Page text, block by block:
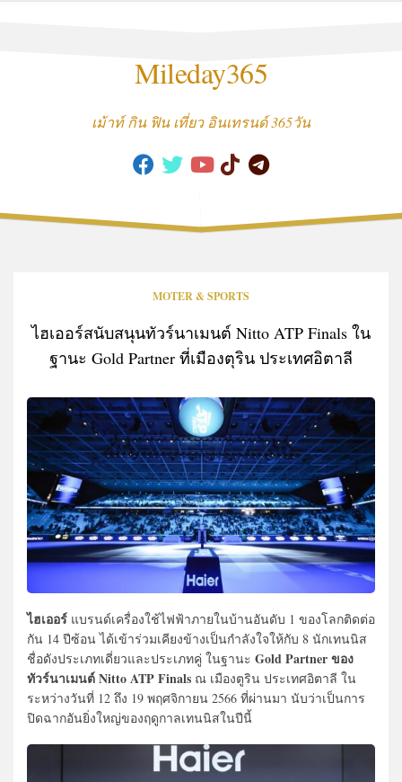
Mileday365
เม้าท์ กิน ฟิน เที่ยว อินเทรนด์ 365วัน
MOTER & SPORTS
ไฮเออร์สนับสนุนทัวร์นาเมนต์ Nitto ATP Finals ใน
ฐานะ Gold Partner ที่เมืองตุริน ประเทศอิตาลี
ไฮเออร์ แบรนด์เครื่องใช้ไฟฟ้าภายในบ้านอันดับ 1 ของโลกติดต่อ
กัน 14 ปีซ้อน ได้เข้าร่วมเคียงข้างเป็นกำลังใจให้กับ 8 นักเทนนิส
ชื่อดังประเภทเดี่ยวและประเภทคู่ ในฐานะ Gold Partner ของ
ทัวร์นาเมนต์ Nitto ATP Finals ณ เมืองตูริน ประเทศอิตาลี ใน
ระหว่างวันที่ 12 ถึง 19 พฤศจิกายน 2566 ที่ผ่านมา นับว่าเป็นการ
ปิดฉากอันยิ่งใหญ่ของฤดูกาลเทนนิสในปีนี้